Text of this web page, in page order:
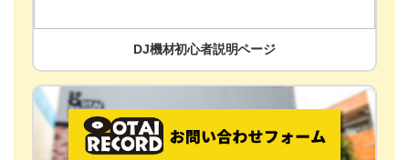
DJ機材初心者説明ページ